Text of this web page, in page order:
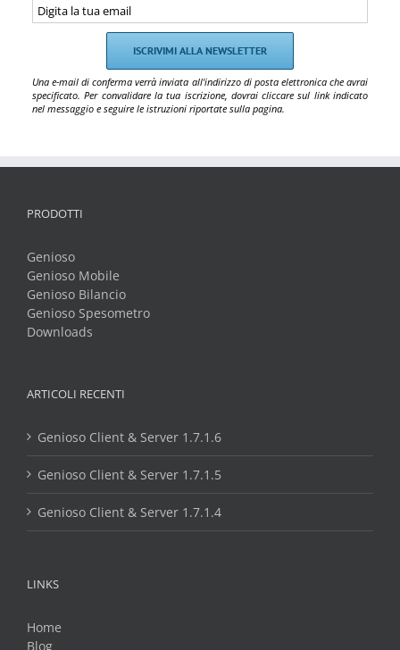
Una e-mail di conferma verrà inviata all'indirizzo di posta elettronica che avrai
specificato. Per convalidare la tua iscrizione, dovrai cliccare sul link indicato
nel messaggio e seguire le istruzioni riportate sulla pagina.
PRODOTTI
Genioso
Genioso Mobile
Genioso Bilancio
Genioso Spesometro
Downloads
ARTICOLI RECENTI
Genioso Client & Server 1.7.1.6
Genioso Client & Server 1.7.1.5
Genioso Client & Server 1.7.1.4
LINKS
Home
Blog